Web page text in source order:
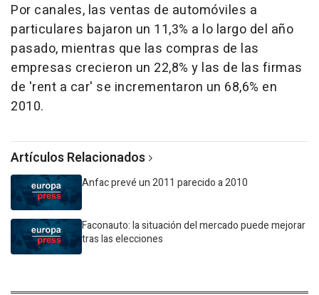
Por canales, las ventas de automóviles a
particulares bajaron un 11,3% a lo largo del año
pasado, mientras que las compras de las
empresas crecieron un 22,8% y las de las firmas
de 'rent a car' se incrementaron un 68,6% en
2010.
Artículos Relacionados
Anfac prevé un 2011 parecido a 2010
Faconauto: la situación del mercado puede mejorar
tras las elecciones